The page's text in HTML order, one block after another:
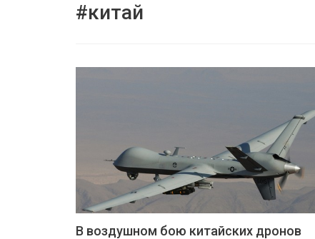
#китай
В воздушном бою китайских дронов